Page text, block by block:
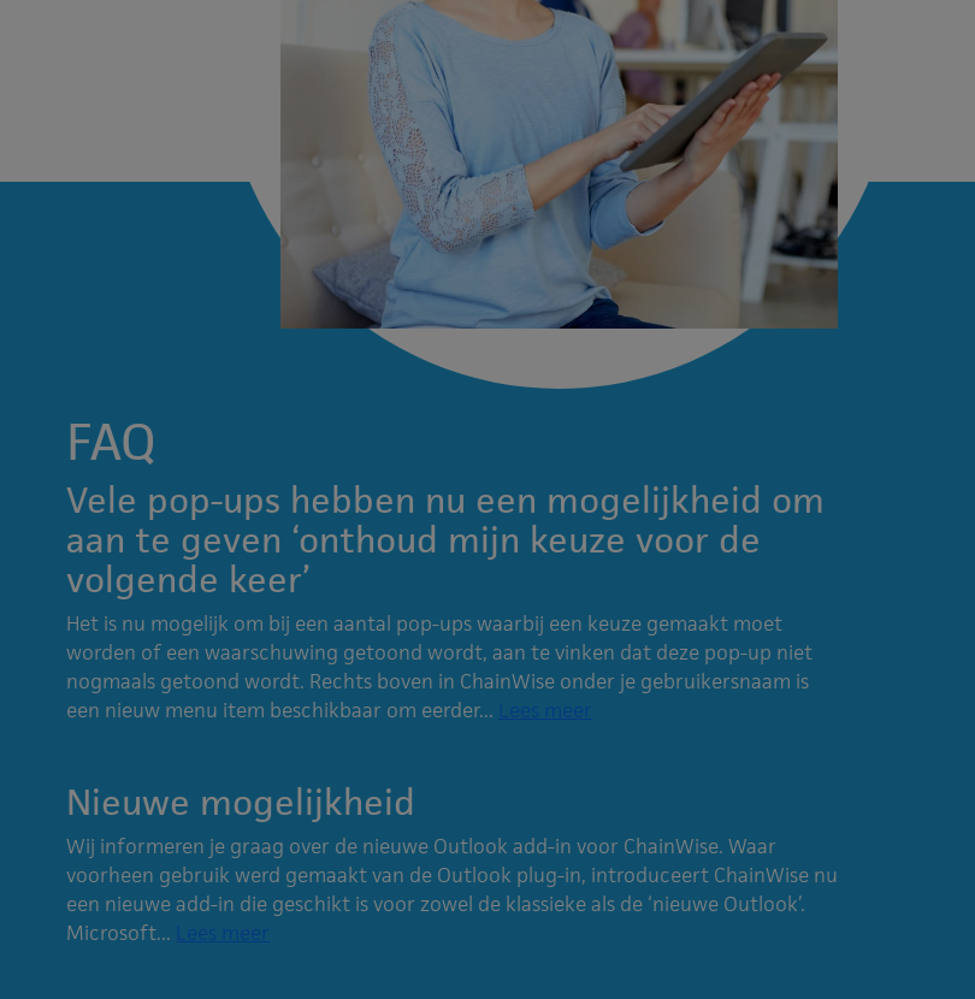
FAQ
Vele pop-ups hebben nu een mogelijkheid om
aan te geven ‘onthoud mijn keuze voor de
volgende keer’
Het is nu mogelijk om bij een aantal pop-ups waarbij een keuze gemaakt moet
worden of een waarschuwing getoond wordt, aan te vinken dat deze pop-up niet
nogmaals getoond wordt. Rechts boven in ChainWise onder je gebruikersnaam is
een nieuw menu item beschikbaar om eerder... Lees meer
Nieuwe mogelijkheid
Wij informeren je graag over de nieuwe Outlook add-in voor ChainWise. Waar
voorheen gebruik werd gemaakt van de Outlook plug-in, introduceert ChainWise nu
een nieuwe add-in die geschikt is voor zowel de klassieke als de ‘nieuwe Outlook’.
Microsoft... Lees meer